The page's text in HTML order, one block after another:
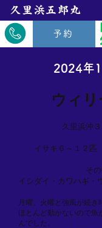
​久里浜五郎丸
予約
2024年
ウィリ
久里浜沖
イサキ６～１２
そ
イシダイ・カワハギ・
月曜、火曜と強風が続き
ほとんど動かないので魚
んでした。